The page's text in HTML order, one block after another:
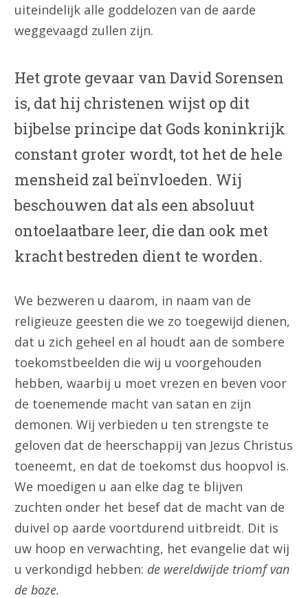
uiteindelijk alle goddelozen van de aarde
weggevaagd zullen zijn.
Het grote gevaar van David Sorensen
is, dat hij christenen wijst op dit
bijbelse principe dat Gods koninkrijk
constant groter wordt, tot het de hele
mensheid zal beïnvloeden. Wij
beschouwen dat als een absoluut
ontoelaatbare leer, die dan ook met
kracht bestreden dient te worden.
We bezweren u daarom, in naam van de
religieuze geesten die we zo toegewijd dienen,
dat u zich geheel en al houdt aan de sombere
toekomstbeelden die wij u voorgehouden
hebben, waarbij u moet vrezen en beven voor
de toenemende macht van satan en zijn
demonen. Wij verbieden u ten strengste te
geloven dat de heerschappij van Jezus Christus
toeneemt, en dat de toekomst dus hoopvol is.
We moedigen u aan elke dag te blijven
zuchten onder het besef dat de macht van de
duivel op aarde voortdurend uitbreidt. Dit is
uw hoop en verwachting, het evangelie dat wij
u verkondigd hebben: de wereldwijde triomf van
de boze.